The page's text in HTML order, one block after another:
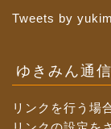
Tweets by
ゆきみん通
リンクを行う場